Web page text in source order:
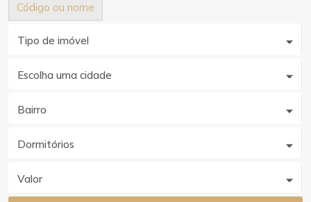
Código ou nome
Tipo de imóvel
Escolha uma cidade
Bairro
Dormitórios
Valor